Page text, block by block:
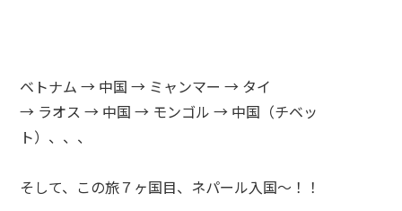
ベトナム → 中国 → ミャンマー → タイ
→ ラオス → 中国 → モンゴル → 中国（チベッ
ト）、、、
そして、この旅７ヶ国目、ネパール入国～！！